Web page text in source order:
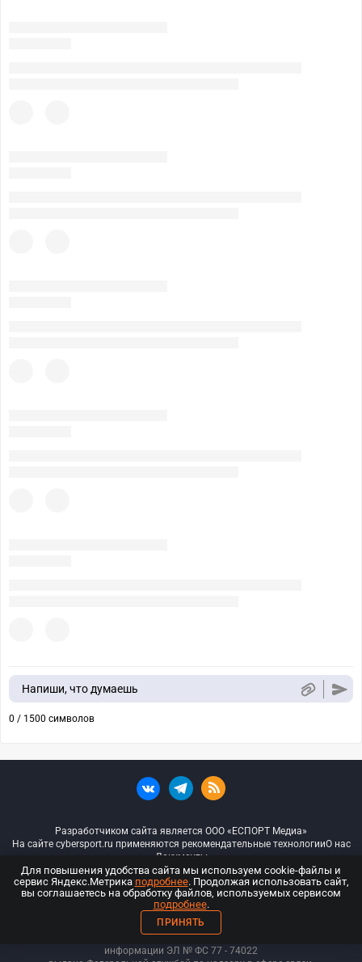
Напиши, что думаешь
0 / 1500 символов
Разработчиком сайта является ООО «ЕСПОРТ Медиа»
На сайте cybersport.ru применяются рекомендательные технологииО нас
Документы
© ООО «Киберспорт.ру» — Все права защищены
18+
ООО «Киберспорт.ру». Свидетельство о регистрации средств массовой
информации ЭЛ № ФС 77 - 74022
Для повышения удобства сайта мы используем cookie-файлы и
сервис Яндекс.Метрика подробнее. Продолжая использовать сайт,
вы соглашаетесь на обработку файлов, используемых сервисом
подробнее.
ПРИНЯТЬ